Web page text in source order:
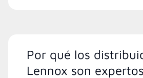
Por qué los
Lennox son